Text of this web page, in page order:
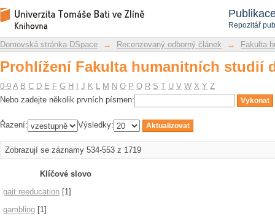
Repozitář
Prohlížení Fakulta humanitních studií
Repozitář DSpace/Manakin
Domovská stránka DSpace → Recenzovaný odborný článek → Fakulta
Prohlížení Fakulta humanitních studií
0-9 A B C D E F G H J K L M N O P Q R S T U V W X Y Z
Nebo zadejte několik prvních písmen:
Řazení: Výsledky:
Zobrazují se záznamy 534-553 z 1719
Klíčové slovo
gait reeducation [1]
gambling [1]